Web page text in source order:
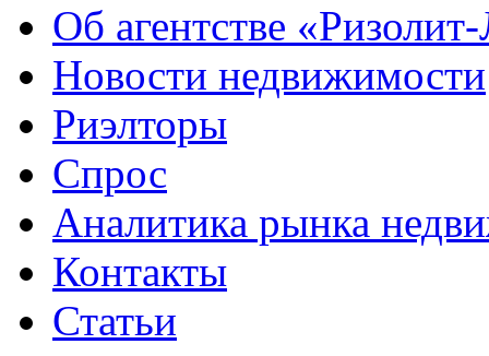
Об агентстве
Новости недвижимости
Риэлторы
Спрос
Аналитика рынка
Контакты
Статьи